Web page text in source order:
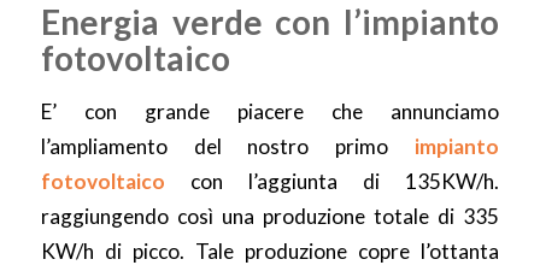
Energia verde con l’impianto
fotovoltaico
E’ con grande piacere che annunciamo
l’ampliamento del nostro primo impianto
fotovoltaico con l’aggiunta di 135KW/h.
raggiungendo così una produzione totale di 335
KW/h di picco. Tale produzione copre l’ottanta